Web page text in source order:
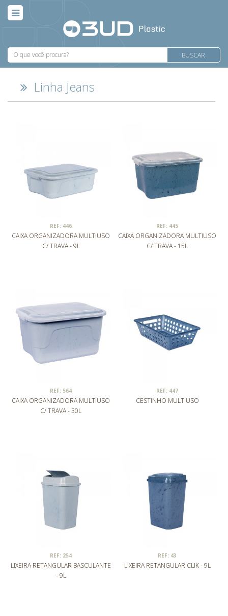
BUSCAR
Linha Jeans
REF: 446
CAIXA ORGANIZADORA MULTIUSO
C/ TRAVA - 9L
REF: 445
CAIXA ORGANIZADORA MULTIUSO
C/ TRAVA - 15L
REF: 564
CAIXA ORGANIZADORA MULTIUSO
C/ TRAVA - 30L
REF: 447
CESTINHO MULTIUSO
REF: 254
LIXEIRA RETANGULAR BASCULANTE
- 9L
REF: 43
LIXEIRA RETANGULAR CLIK - 9L